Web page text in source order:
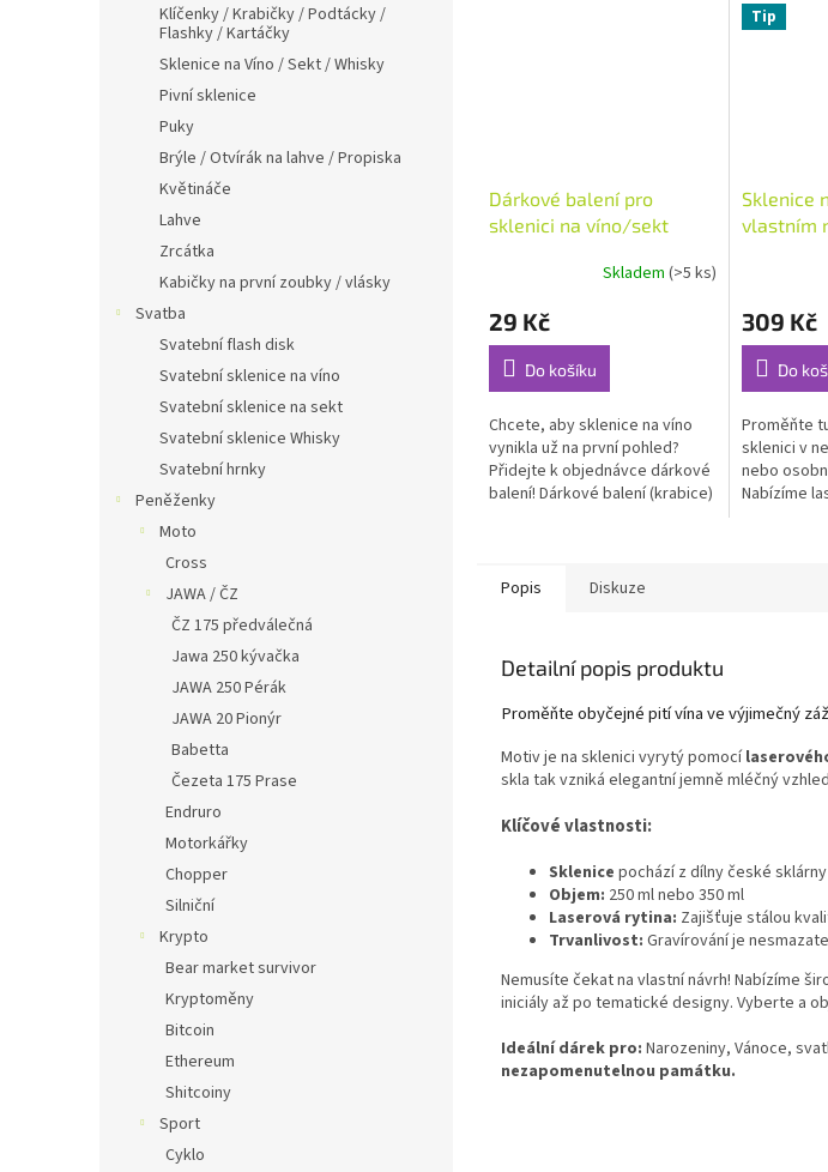
Klíčenky / Krabičky / Podtácky /
Flashky / Kartáčky
Sklenice na Víno / Sekt / Whisky
Pivní sklenice
Puky
Brýle / Otvírák na lahve / Propiska
Květináče
Lahve
Zrcátka
Kabičky na první zoubky / vlásky
Svatba
Svatební flash disk
Svatební sklenice na víno
Svatební sklenice na sekt
Svatební sklenice Whisky
Svatební hrnky
Peněženky
Moto
Cross
JAWA / ČZ
ČZ 175 předválečná
Jawa 250 kývačka
JAWA 250 Pérák
JAWA 20 Pionýr
Babetta
Čezeta 175 Prase
Endruro
Motorkářky
Chopper
Silniční
Krypto
Bear market survivor
Kryptoměny
Bitcoin
Ethereum
Shitcoiny
Sport
Cyklo
Dárkové balení pro
sklenici na víno/sekt
produktu
je
5,0
z
hvězdiček.
Skladem (>5 ks)
29 Kč
Do košíku
Chcete, aby sklenice na víno
vynikla už na první pohled?
Přidejte k objednávce dárkové
balení! Dárkové balení (krabice)
Tip
Sklenice
vlastním
produktu
je
5,0
z
hvězdiček.
309 Kč
Do
Proměňte
sklenici v
nebo
Nabízíme
Popis Diskuze
Detailní popis produktu
Proměňte obyčejné pití vína ve výjimečný
Motiv je na sklenici vyrytý pomocí
skla tak vzniká elegantní jemně mléčný
Klíčové vlastnosti:
Sklenice pochází z dílny české
Objem: 250 ml nebo 350 ml
Laserová rytina: Zajišťuje stálou
Trvanlivost: Gravírování je
Nemusíte čekat na vlastní návrh! Nabízíme
iniciály až po tematické designy. Vyberte a
Ideální dárek pro: Narozeniny, Vánoce,
nezapomenutelnou památku.